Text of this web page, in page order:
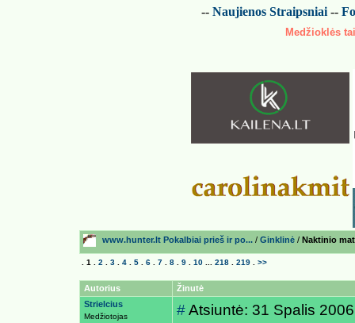
-- Naujienos Straipsniai --
Medžioklės
www.hunter.lt Pokalbiai prieš ir po... / Ginklinė / Naktinio
1 2 3 4 5 6 7 8 9 10 218 219 >>
Autorius
Žinutė
Strielcius
Medžiotojas #Atsiuntė: 31 Spalis